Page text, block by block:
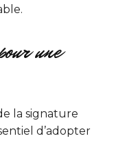
une
la signature
d’adopter